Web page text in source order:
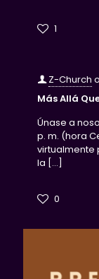
1
Z-Church
Más Allá
Únase a
p. m. (hora
virtualmente
la […]
0